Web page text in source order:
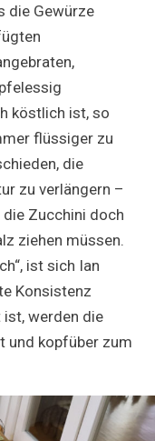
die Gewürze
köstlich ist, so
flüssiger zu
die
zu verlängern –
Zucchini doch
ziehen müssen.
ist sich Ian
Konsistenz
werden die
und kopfüber zum